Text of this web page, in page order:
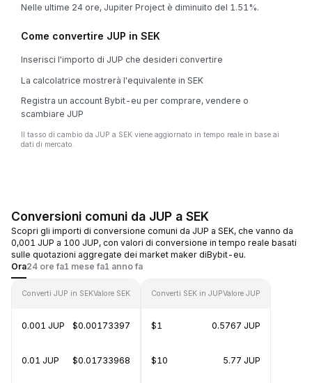
Nelle ultime 24 ore, Jupiter Project è diminuito del 1.51%.
Come convertire JUP in SEK
Inserisci l'importo di JUP che desideri convertire
La calcolatrice mostrerà l'equivalente in SEK
Registra un account Bybit-eu per comprare, vendere o
scambiare JUP
Il tasso di cambio da JUP a SEK viene aggiornato in tempo reale in base ai
dati di mercato.
Conversioni comuni da JUP a SEK
Scopri gli importi di conversione comuni da JUP a SEK, che vanno da
0,001 JUP a 100 JUP, con valori di conversione in tempo reale basati
sulle quotazioni aggregate dei market maker diBybit-eu.
Ora24 ore fa1 mese fa1 anno fa
Converti JUP in SEKValore SEK
0.001 JUP $0.00173397
0.01 JUP $0.01733968
Converti SEK in JUPValore JUP
$1 0.5767 JUP
$10 5.77 JUP